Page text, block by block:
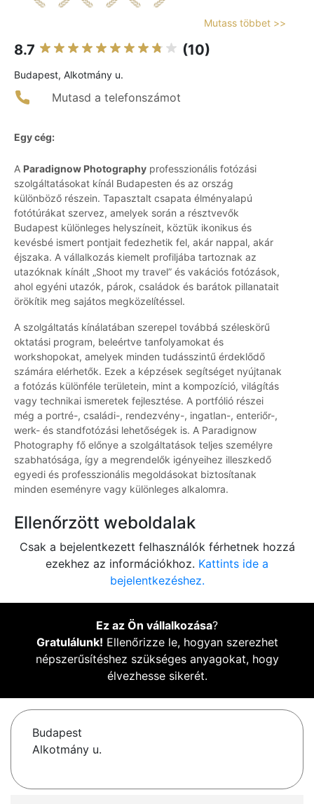
Mutass többet >>
8.7 (10)
Budapest, Alkotmány u.
Mutasd a telefonszámot
Egy cég:
A Paradignow Photography professzionális fotózási
szolgáltatásokat kínál Budapesten és az ország
különböző részein. Tapasztalt csapata élményalapú
fotótúrákat szervez, amelyek során a résztvevők
Budapest különleges helyszíneit, köztük ikonikus és
kevésbé ismert pontjait fedezhetik fel, akár nappal, akár
éjszaka. A vállalkozás kiemelt profiljába tartoznak az
utazóknak kínált „Shoot my travel” és vakációs fotózások,
ahol egyéni utazók, párok, családok és barátok pillanatait
örökítik meg sajátos megközelítéssel.
A szolgáltatás kínálatában szerepel továbbá széleskörű
oktatási program, beleértve tanfolyamokat és
workshopokat, amelyek minden tudásszintű érdeklődő
számára elérhetők. Ezek a képzések segítséget nyújtanak
a fotózás különféle területein, mint a kompozíció, világítás
vagy technikai ismeretek fejlesztése. A portfólió részei
még a portré-, családi-, rendezvény-, ingatlan-, enteriőr-,
werk- és standfotózási lehetőségek is. A Paradignow
Photography fő előnye a szolgáltatások teljes személyre
szabhatósága, így a megrendelők igényeihez illeszkedő
egyedi és professzionális megoldásokat biztosítanak
minden eseményre vagy különleges alkalomra.
Ellenőrzött weboldalak
Csak a bejelentkezett felhasználók férhetnek hozzá
ezekhez az információkhoz. Kattints ide a
bejelentkezéshez.
Ez az Ön vállalkozása?
Gratulálunk! Ellenőrizze le, hogyan szerezhet
népszerűsítéshez szükséges anyagokat, hogy
élvezhesse sikerét.
Budapest
Alkotmány u.